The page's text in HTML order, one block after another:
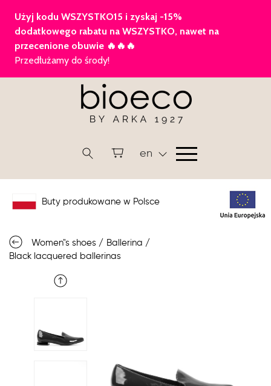
en
Buty produkowane w Polsce
Women"s shoes / Ballerina /
Black lacquered ballerinas